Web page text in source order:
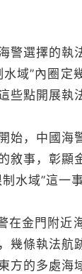
選擇的執
域”內圈定
些點開展執
，中國海
敘事，彰顯
水域”這一事
金門附近
幾條執法航
方的多處海